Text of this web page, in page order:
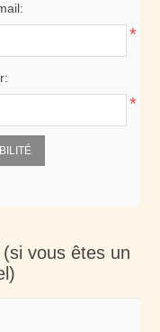
*
*
vous êtes un